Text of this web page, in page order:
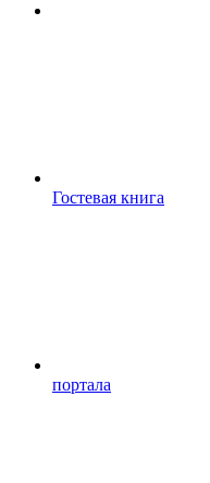
Гостевая книга
портала